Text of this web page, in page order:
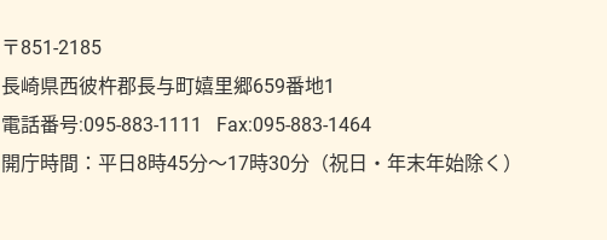
〒851-2185
長崎県西彼杵郡長与町嬉里郷659番地1
電話番号:095-883-1111
Fax:095-883-1464
開庁時間：平⽇8時45分～17時30分（祝⽇・年末年始除く）